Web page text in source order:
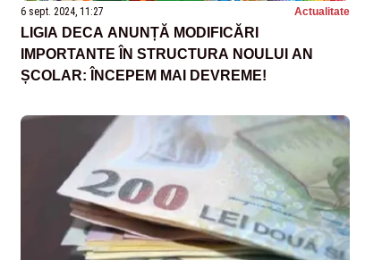
6 sept. 2024, 11:27 Actualitate
LIGIA DECA ANUNȚĂ MODIFICĂRI
IMPORTANTE ÎN STRUCTURA NOULUI AN
ȘCOLAR: ÎNCEPEM MAI DEVREME!